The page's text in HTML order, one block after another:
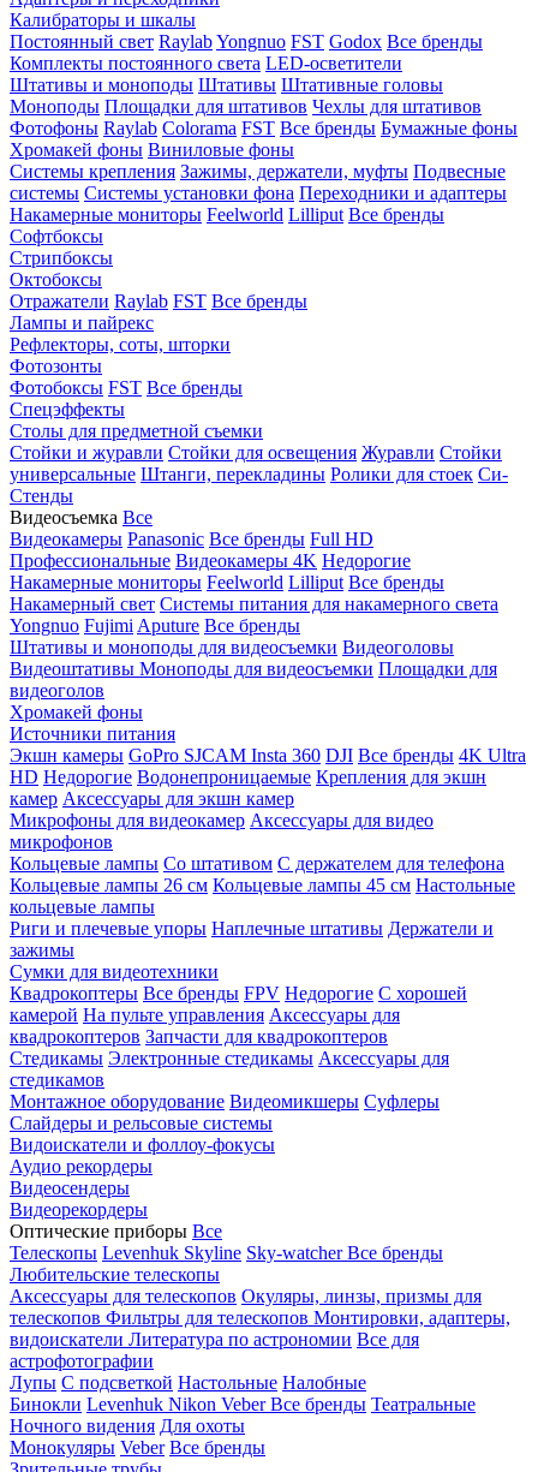
Калибраторы и шкалы
Постоянный свет RaylabYongnuo FST Godox Все бренды
Комплекты постоянного света LED-осветители
Штативы и моноподы Штативы Штативные головы
Моноподы Площадки для штативов Чехлы для штативов
Фотофоны Raylab Colorama FST Все бренды Бумажные фоны
Хромакей фоны Виниловые фоны
Системы крепления Зажимы, держатели, муфты Подвесные
системы Системы установки фона Переходники и адаптеры
Накамерные мониторы Feelworld Lilliput Все бренды
Софтбоксы
Стрипбоксы
Октобоксы
Отражатели Raylab FST Все бренды
Лампы и пайрекс
Рефлекторы, соты, шторки
Фотозонты
Фотобоксы FST Все бренды
Спецэффекты
Столы для предметной съемки
Стойки и журавли Стойки для освещения Журавли Стойки
универсальные Штанги, перекладины Ролики для стоек Си-
Стенды
Видеосъемка Все
Видеокамеры Panasonic Все бренды Full HD
Профессиональные Видеокамеры 4K Недорогие
Накамерные мониторы Feelworld Lilliput Все бренды
Накамерный свет Системы питания для накамерного света
Yongnuo Fujimi Aputure Все бренды
Штативы и моноподы для видеосъемки Видеоголовы
Видеоштативы Моноподы для видеосъемки Площадки для
видеоголов
Хромакей фоны
Источники питания
Экшн камеры GoPro SJCAM Insta 360 DJI Все бренды 4K Ultra
HD Недорогие Водонепроницаемые Крепления для экшн
камер Аксессуары для экшн камер
Микрофоны для видеокамер Аксессуары для видео
микрофонов
Кольцевые лампы Со штативом C держателем для телефона
Кольцевые лампы 26 см Кольцевые лампы 45 см Настольные
кольцевые лампы
Риги и плечевые упоры Наплечные штативы Держатели и
зажимы
Сумки для видеотехники
Квадрокоптеры Все бренды FPV Недорогие С хорошей
камерой На пульте управления Аксессуары для
квадрокоптеров Запчасти для квадрокоптеров
Стедикамы Электронные стедикамы Аксессуары для
стедикамов
Монтажное оборудование Видеомикшеры Суфлеры
Слайдеры и рельсовые системы
Видоискатели и фоллоу-фокусы
Аудио рекордеры
Видеосендеры
Видеорекордеры
Оптические приборы Все
Телескопы Levenhuk Skyline Sky-watcherВсе бренды
Любительские телескопы
Аксессуары для телескопов Окуляры, линзы, призмы для
телескопов Фильтры для телескопов Монтировки, адаптеры,
видоискатели Литература по астрономии Все для
астрофотографии
Лупы С подсветкой Настольные Налобные
Бинокли Levenhuk Nikon VeberВсе бренды Театральные
Ночного видения Для охоты
Монокуляры Veber Все бренды